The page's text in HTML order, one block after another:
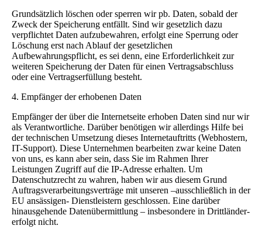
Grundsätzlich löschen oder sperren wir pb. Daten, sobald der
Zweck der Speicherung entfällt. Sind wir gesetzlich dazu
verpflichtet Daten aufzubewahren, erfolgt eine Sperrung oder
Löschung erst nach Ablauf der gesetzlichen
Aufbewahrungspflicht, es sei denn, eine Erforderlichkeit zur
weiteren Speicherung der Daten für einen Vertragsabschluss
oder eine Vertragserfüllung besteht.
4. Empfänger der erhobenen Daten
Empfänger der über die Internetseite erhoben Daten sind nur wir
als Verantwortliche. Darüber benötigen wir allerdings Hilfe bei
der technischen Umsetzung dieses Internetauftritts (Webhostern,
IT-Support). Diese Unternehmen bearbeiten zwar keine Daten
von uns, es kann aber sein, dass Sie im Rahmen Ihrer
Leistungen Zugriff auf die IP-Adresse erhalten. Um
Datenschutzrecht zu wahren, haben wir aus diesem Grund
Auftragsverarbeitungsverträge mit unseren –ausschließlich in der
EU ansässigen- Dienstleistern geschlossen. Eine darüber
hinausgehende Datenübermittlung – insbesondere in Drittländer-
erfolgt nicht.